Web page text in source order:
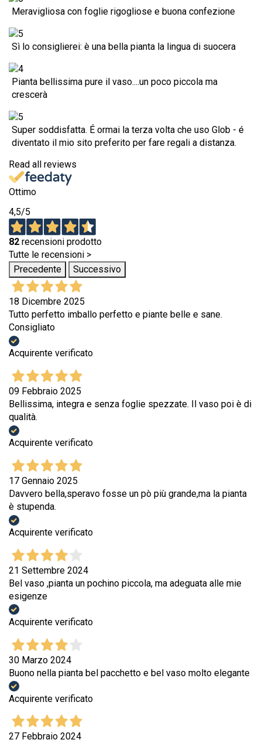
Meravigliosa con foglie rigogliose e buona confezione
Sì lo consiglierei: è una bella pianta la lingua di suocera
Pianta bellissima pure il vaso....un poco piccola ma
crescerà
Super soddisfatta. É ormai la terza volta che uso Glob - é
diventato il mio sito preferito per fare regali a distanza.
Read all reviews
Ottimo
4,5/5
82 recensioni prodotto
Tutte le recensioni >
Precedente
Successivo
18 Dicembre 2025
Tutto perfetto imballo perfetto e piante belle e sane.
Consigliato
Acquirente verificato
09 Febbraio 2025
Bellissima, integra e senza foglie spezzate. Il vaso poi è di
qualità.
Acquirente verificato
17 Gennaio 2025
Davvero bella,speravo fosse un pò più grande,ma la pianta
è stupenda.
Acquirente verificato
21 Settembre 2024
Bel vaso ,pianta un pochino piccola, ma adeguata alle mie
esigenze
Acquirente verificato
30 Marzo 2024
Buono nella pianta bel pacchetto e bel vaso molto elegante
Acquirente verificato
27 Febbraio 2024